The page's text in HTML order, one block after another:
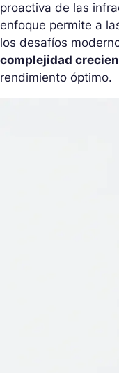
proactiva de las
enfoque permite a
los desafíos
complejidad
rendimiento óptimo.